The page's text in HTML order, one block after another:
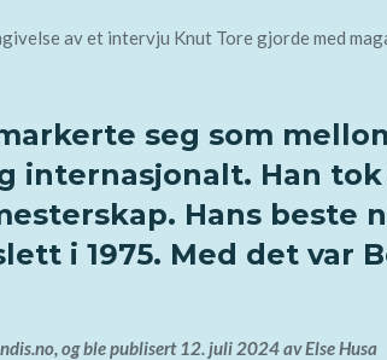
av et intervju Knut Tore gjorde med
seg som
internasjonalt. Han
Hans beste
i 1975. Med det var
og ble publisert 12. juli 2024avElse Husa